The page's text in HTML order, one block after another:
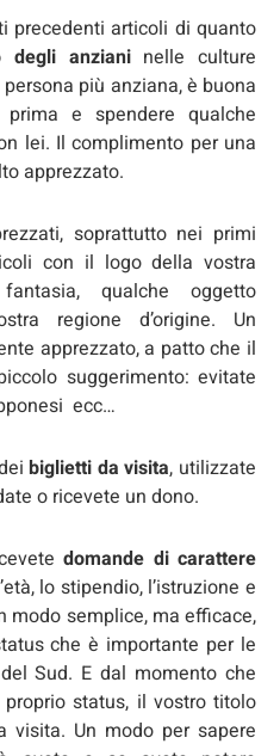
precedenti articoli di quanto
degli anzianinelle culture
più anziana, è buona
e spendere qualche
lei. Il complimento per una
apprezzato.
soprattutto nei primi
con il logo della vostra
qualche oggetto
regione d’origine. Un
apprezzato, a patto che il
suggerimento: evitate
ecc…
biglietti da visita, utilizzate
o ricevete un dono.
domande di carattere
lo stipendio, l’istruzione e
modo semplice, ma efficace,
che è importante per le
Sud. E dal momento che
status, il vostro titolo
Un modo per sapere